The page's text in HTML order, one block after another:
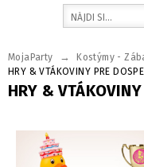
HRY &
MojaParty → Kostýmy -
HRY & VTÁKOVINY PRE